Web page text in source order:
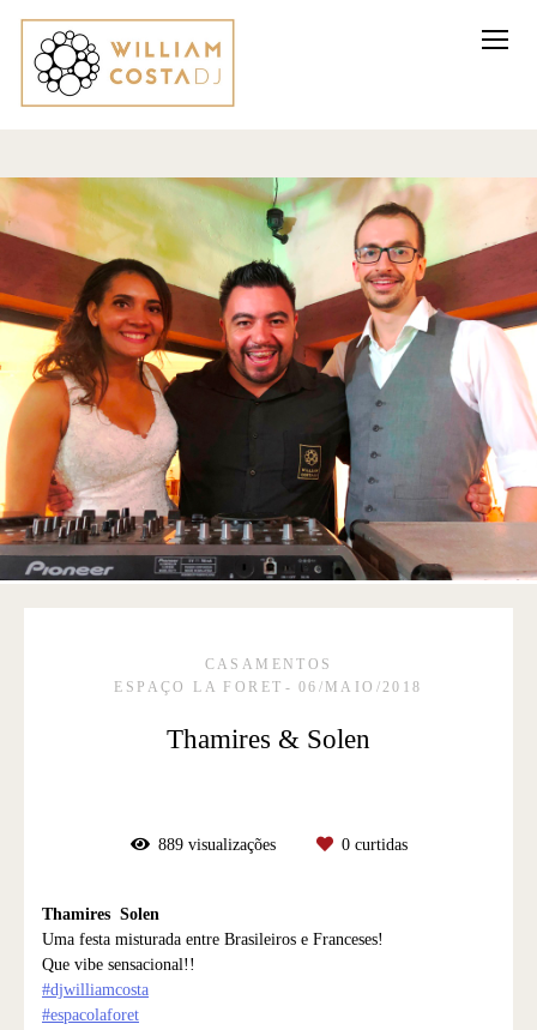
CASAMENTOS
ESPAÇO LA FORET
06/MAIO/2018
Thamires & Solen
889visualizações 0curtidas
Thamires Solen
Uma festa misturada entre Brasileiros e Franceses!
Que vibe sensacional!!
#djwilliamcosta
#espacolaforet